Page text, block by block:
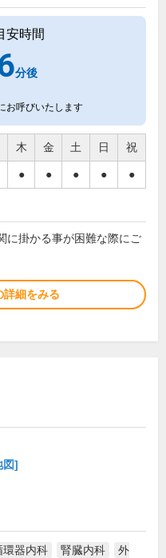
安時間
分後
お呼びいたします
木 金 土 日 祝
● ● ● ● ●
に掛かる事が困難な際にご
詳細をみる
図]
環器内科 腎臓内科
外